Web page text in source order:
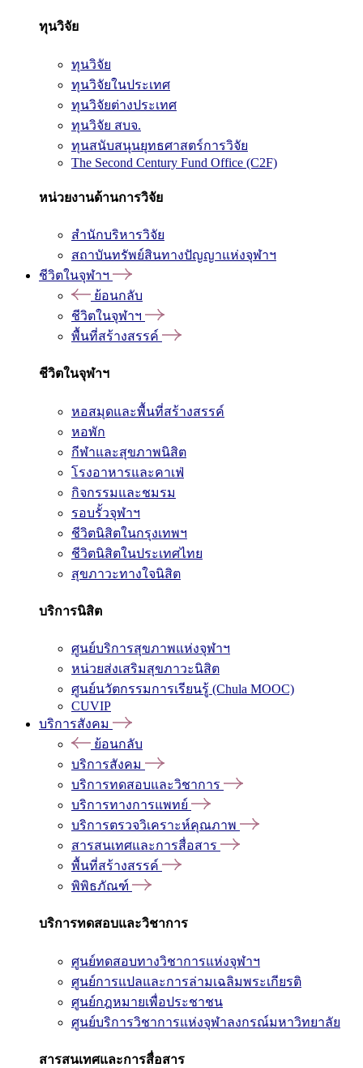
ทุนวิจัย
ทุนวิจัย
ทุนวิจัยในประเทศ
ทุนวิจัยต่างประเทศ
ทุนวิจัย สบจ.
ทุนสนับสนุนยุทธศาสตร์การวิจัย
The Second Century Fund Office (C2F)
หน่วยงานด้านการวิจัย
สำนักบริหารวิจัย
สถาบันทรัพย์สินทางปัญญาแห่งจุฬาฯ
ชีวิตในจุฬาฯ
ย้อนกลับ
ชีวิตในจุฬาฯ
พื้นที่สร้างสรรค์
ชีวิตในจุฬาฯ
หอสมุดและพื้นที่สร้างสรรค์
หอพัก
กีฬาและสุขภาพนิสิต
โรงอาหารและคาเฟ่
กิจกรรมและชมรม
รอบรั้วจุฬาฯ
ชีวิตนิสิตในกรุงเทพฯ
ชีวิตนิสิตในประเทศไทย
สุขภาวะทางใจนิสิต
บริการนิสิต
ศูนย์บริการสุขภาพแห่งจุฬาฯ
หน่วยส่งเสริมสุขภาวะนิสิต
ศูนย์นวัตกรรมการเรียนรู้ (Chula MOOC)
CUVIP
บริการสังคม
ย้อนกลับ
บริการสังคม
บริการทดสอบและวิชาการ
บริการทางการแพทย์
บริการตรวจวิเคราะห์คุณภาพ
สารสนเทศและการสื่อสาร
พื้นที่สร้างสรรค์
พิพิธภัณฑ์
บริการทดสอบและวิชาการ
ศูนย์ทดสอบทางวิชาการแห่งจุฬาฯ
ศูนย์การแปลและการล่ามเฉลิมพระเกียรติ
ศูนย์กฎหมายเพื่อประชาชน
ศูนย์บริการวิชาการแห่งจุฬาลงกรณ์มหาวิทยาลัย
สารสนเทศและการสื่อสาร